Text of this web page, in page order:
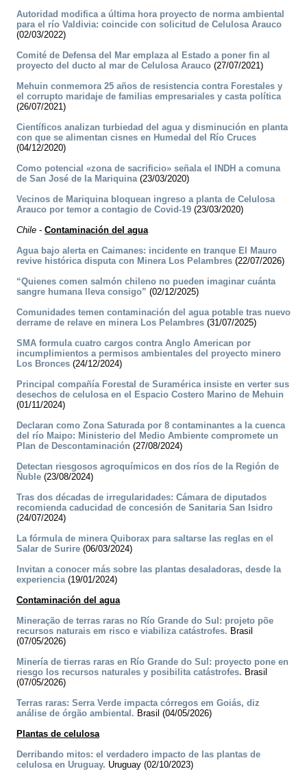
Autoridad modifica a última hora proyecto de norma ambiental
para el río Valdivia: coincide con solicitud de Celulosa Arauco
(02/03/2022)
Comité de Defensa del Mar emplaza al Estado a poner fin al
proyecto del ducto al mar de Celulosa Arauco (27/07/2021)
Mehuin conmemora 25 años de resistencia contra Forestales y
el corrupto maridaje de familias empresariales y casta política
(26/07/2021)
Científicos analizan turbiedad del agua y disminución en planta
con que se alimentan cisnes en Humedal del Río Cruces
(04/12/2020)
Como potencial «zona de sacrificio» señala el INDH a comuna
de San José de la Mariquina(23/03/2020)
Vecinos de Mariquina bloquean ingreso a planta de Celulosa
Arauco por temor a contagio de Covid-19 (23/03/2020)
Chile - Contaminación del agua
Agua bajo alerta en Caimanes: incidente en tranque El Mauro
revive histórica disputa con Minera Los Pelambres (22/07/2026)
“Quienes comen salmón chileno no pueden imaginar cuánta
sangre humana lleva consigo” (02/12/2025)
Comunidades temen contaminación del agua potable tras nuevo
derrame de relave en minera Los Pelambres (31/07/2025)
SMA formula cuatro cargos contra Anglo American por
incumplimientos a permisos ambientales del proyecto minero
Los Bronces (24/12/2024)
Principal compañía Forestal de Suramérica insiste en verter sus
desechos de celulosa en el Espacio Costero Marino de Mehuin
(01/11/2024)
Declaran como Zona Saturada por 8 contaminantes a la cuenca
del río Maipo: Ministerio del Medio Ambiente compromete un
Plan de Descontaminación (27/08/2024)
Detectan riesgosos agroquímicos en dos ríos de la Región de
Ñuble (23/08/2024)
Tras dos décadas de irregularidades: Cámara de diputados
recomienda caducidad de concesión de Sanitaria San Isidro
(24/07/2024)
La fórmula de minera Quiborax para saltarse las reglas en el
Salar de Surire (06/03/2024)
Invitan a conocer más sobre las plantas desaladoras, desde la
experiencia(19/01/2024)
Contaminación del agua
Mineração de terras raras no Río Grande do Sul: projeto põe
recursos naturais em risco e viabiliza catástrofes. Brasil
(07/05/2026)
Minería de tierras raras en Río Grande do Sul: proyecto pone en
riesgo los recursos naturales y posibilita catástrofes. Brasil
(07/05/2026)
Terras raras: Serra Verde impacta córregos em Goiás, diz
análise de órgão ambiental. Brasil (04/05/2026)
Plantas de celulosa
Derribando mitos: el verdadero impacto de las plantas de
celulosa en Uruguay. Uruguay (02/10/2023)